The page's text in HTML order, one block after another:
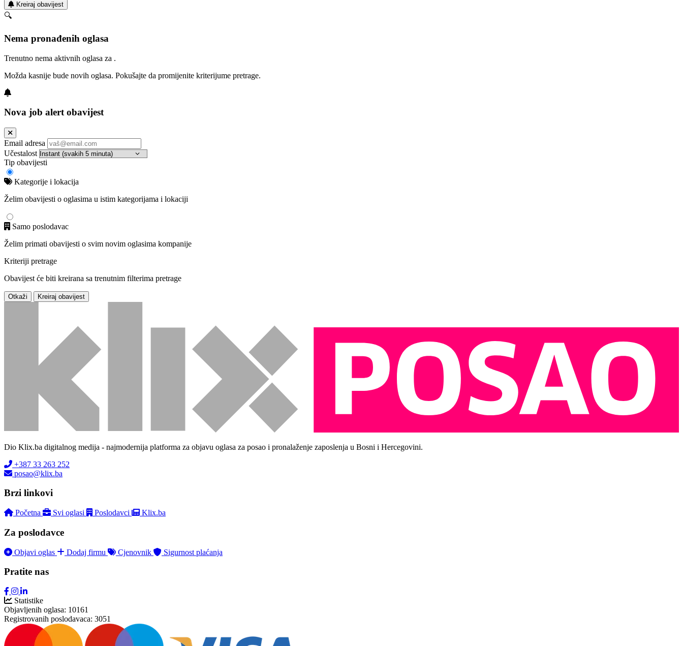
Kreiraj obavijest
🔍
Nema pronađenih oglasa
Trenutno nema aktivnih oglasa za .
Možda kasnije bude novih oglasa. Pokušajte da promijenite kriterijume pretrage.
Nova job alert obavijest
Email adresa
Učestalost
Tip obavijesti
Kategorije i lokacija
Želim obavijesti o oglasima u istim kategorijama i lokaciji
Samo poslodavac
Želim primati obavijesti o svim novim oglasima kompanije
Kriteriji pretrage
Obavijest će biti kreirana sa trenutnim filterima pretrage
Otkaži Kreiraj obavijest
Dio Klix.ba digitalnog medija - najmodernija platforma za objavu oglasa za posao i pronalaženje zaposlenja u Bosni i Hercegovini.
+387 33 263 252
posao@klix.ba
Brzi linkovi
Početna Svi oglasi Poslodavci Klix.ba
Za poslodavce
Objavi oglas Dodaj firmu Cjenovnik Sigurnost plaćanja
Pratite nas
Statistike
Objavljenih oglasa: 10161
Registrovanih poslodavaca: 3051